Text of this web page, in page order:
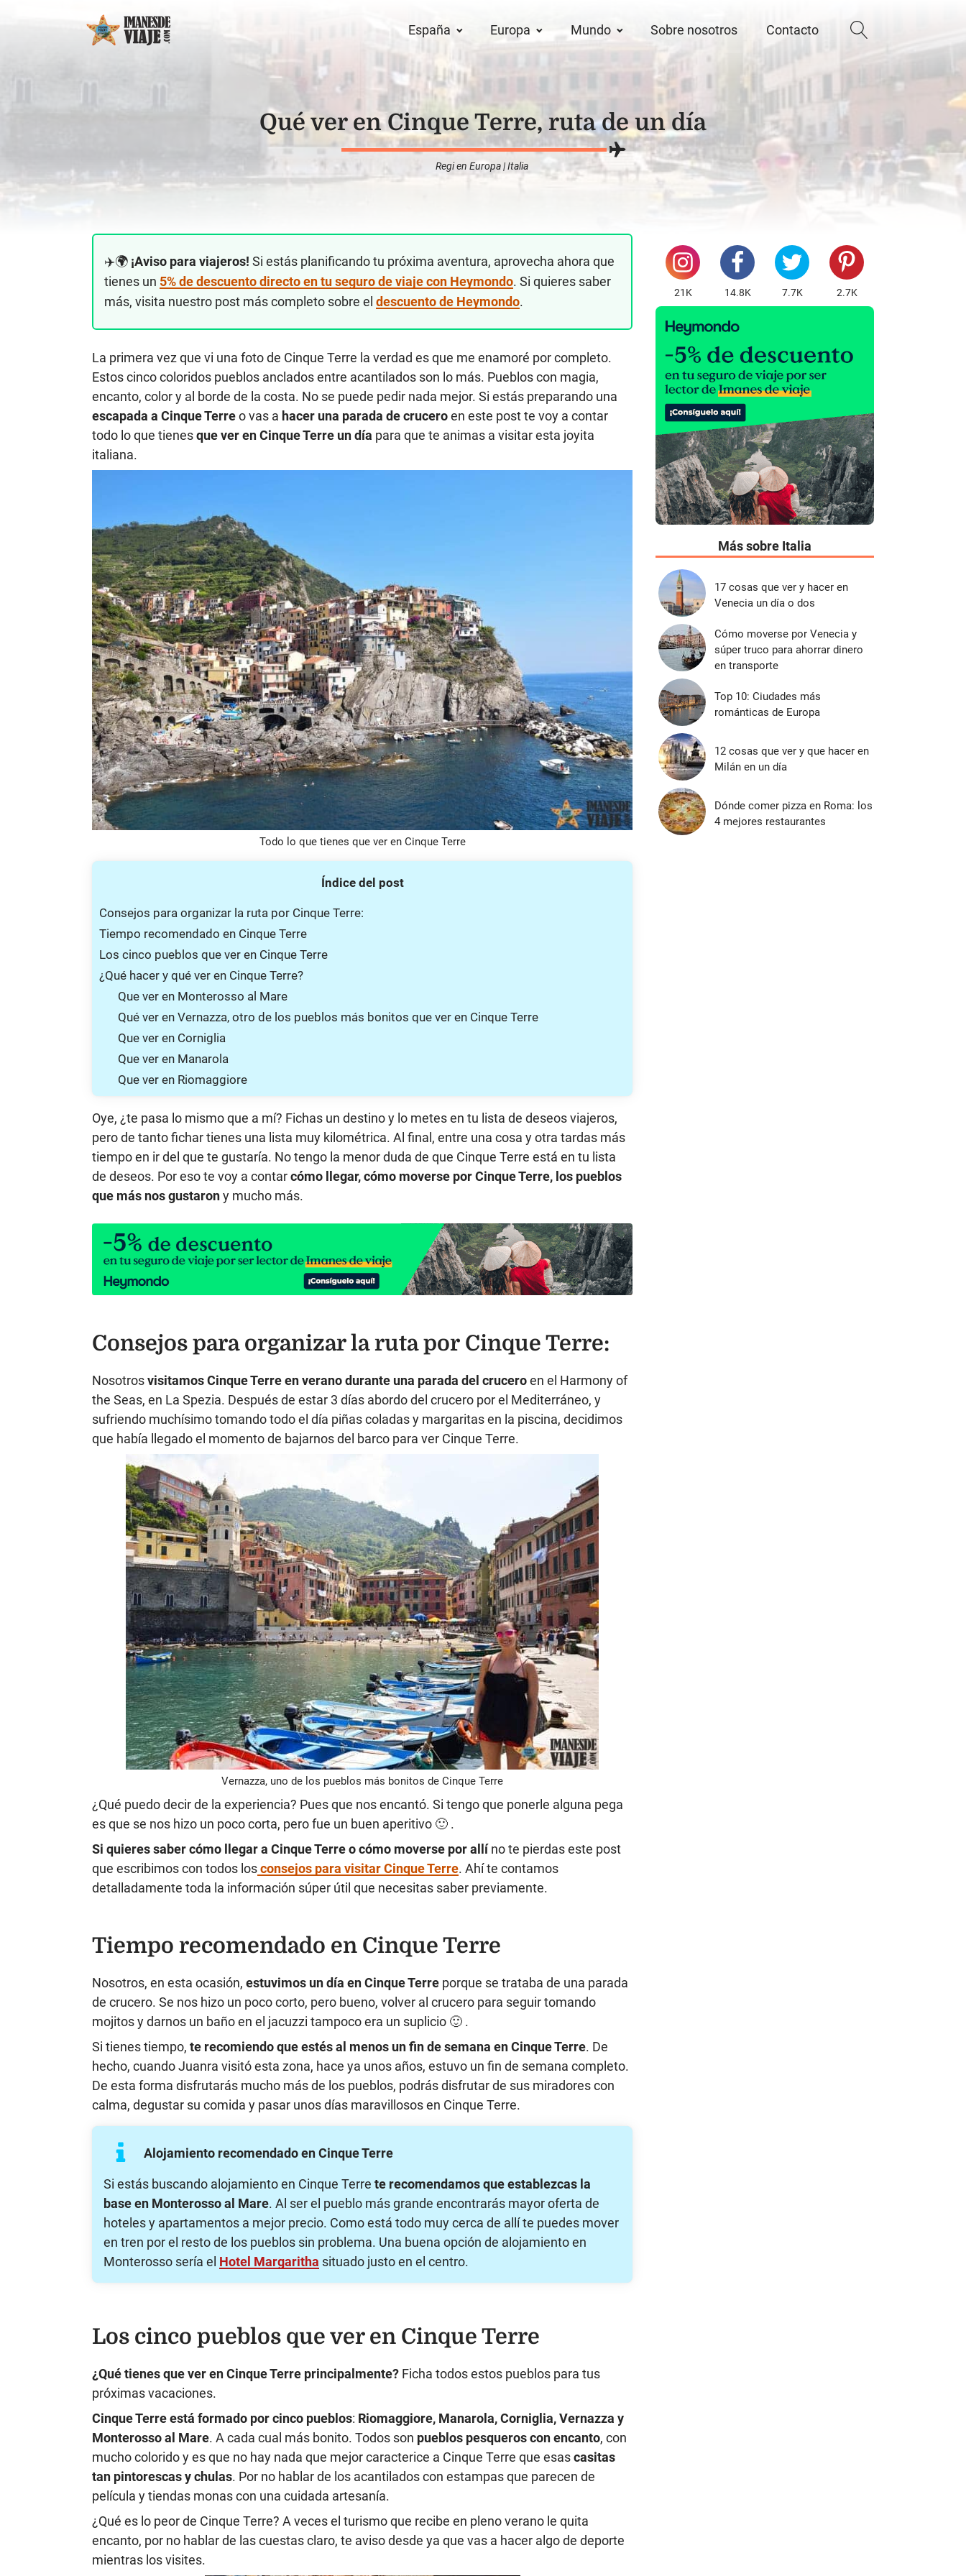
España Europa Mundo Sobre nosotros Contacto
Qué ver en Cinque Terre, ruta de un día
Regien Europa|Italia
✈️🌍 ¡Aviso para viajeros! Si estás planificando tu próxima aventura, aprovecha ahora que
tienes un 5% de descuento directo en tu seguro de viaje con Heymondo. Si quieres saber
más, visita nuestro post más completo sobre el descuento de Heymondo.
La primera vez que vi una foto de Cinque Terre la verdad es que me enamoré por completo.
Estos cinco coloridos pueblos anclados entre acantilados son lo más. Pueblos con magia,
encanto, color y al borde de la costa. No se puede pedir nada mejor. Si estás preparando una
escapada a Cinque Terreo vas a hacer una parada de cruceroen este post te voy a contar
todo lo que tienesque ver en Cinque Terre un día para que te animas a visitar esta joyita
italiana.
Todo lo que tienes que ver en Cinque Terre
Índice del post
Consejos para organizar la ruta por Cinque Terre:
Tiempo recomendado en Cinque Terre
Los cinco pueblos que ver en Cinque Terre
¿Qué hacer y qué ver en Cinque Terre?
Que ver en Monterosso al Mare
Qué ver en Vernazza, otro de los pueblos más bonitos que ver en Cinque Terre
Que ver en Corniglia
Que ver en Manarola
Que ver en Riomaggiore
Oye, ¿te pasa lo mismo que a mí? Fichas un destino y lo metes en tu lista de deseos viajeros,
pero de tanto fichar tienes una lista muy kilométrica. Al final, entre una cosa y otra tardas más
tiempo en ir del que te gustaría. No tengo la menor duda de que Cinque Terre está en tu lista
de deseos. Por eso te voy a contarcómo llegar, cómo moverse por Cinque Terre, los pueblos
que más nos gustarony mucho más.
Consejos para organizar la ruta por Cinque Terre:
Nosotrosvisitamos Cinque Terre en verano durante una parada del cruceroen el Harmony of
the Seas, en La Spezia. Después de estar 3 días abordo del crucero por el Mediterráneo, y
sufriendo muchísimo tomando todo el día piñas coladas y margaritas en la piscina, decidimos
que había llegado el momento de bajarnos del barco para ver Cinque Terre.
Vernazza, uno de los pueblos más bonitos de Cinque Terre
¿Qué puedo decir de la experiencia? Pues que nos encantó. Si tengo que ponerle alguna pega
es que se nos hizo un poco corta, pero fue un buen aperitivo 🙂 .
Si quieres saber cómo llegar a Cinque Terre o cómo moverse por allíno te pierdas este post
que escribimos con todos losconsejos para visitar Cinque Terre. Ahí te contamos
detalladamente toda la información súper útil que necesitas saber previamente.
Tiempo recomendado en Cinque Terre
Nosotros, en esta ocasión, estuvimos un día en Cinque Terre porque se trataba de una parada
de crucero. Se nos hizo un poco corto, pero bueno, volver al crucero para seguir tomando
mojitos y darnos un baño en el jacuzzi tampoco era un suplicio 🙂 .
Si tienes tiempo, te recomiendo que estés al menos un fin de semana en Cinque Terre. De
hecho, cuando Juanra visitó esta zona, hace ya unos años, estuvo un fin de semana completo.
De esta forma disfrutarás mucho más de los pueblos, podrás disfrutar de sus miradores con
calma, degustar su comida y pasar unos días maravillosos en Cinque Terre.
Alojamiento recomendado en Cinque Terre
Si estás buscando alojamiento en Cinque Terre te recomendamos que establezcas la
base en Monterosso al Mare. Al ser el pueblo más grande encontrarás mayor oferta de
hoteles y apartamentos a mejor precio. Como está todo muy cerca de allí te puedes mover
en tren por el resto de los pueblos sin problema. Una buena opción de alojamiento en
Monterosso sería el Hotel Margaritha situado justo en el centro.
Los cinco pueblos que ver en Cinque Terre
¿Qué tienes que ver en Cinque Terre principalmente? Ficha todos estos pueblos para tus
próximas vacaciones.
Cinque Terre está formado por cinco pueblos: Riomaggiore, Manarola, Corniglia, Vernazza y
Monterosso al Mare. A cada cual más bonito. Todos son pueblos pesqueros con encanto, con
mucho colorido y es que no hay nada que mejor caracterice a Cinque Terre que esascasitas
tan pintorescas y chulas. Por no hablar de los acantilados con estampas que parecen de
película y tiendas monas con una cuidada artesanía.
¿Qué es lo peor de Cinque Terre? A veces el turismo que recibe en pleno verano le quita
encanto, por no hablar de las cuestas claro, te aviso desde ya que vas a hacer algo de deporte
mientras los visites.
21K 14.8K 7.7K 2.7K
Más sobre Italia
17 cosas que ver y hacer en
Venecia un día o dos
Cómo moverse por Venecia y
súper truco para ahorrar dinero
en transporte
Top 10: Ciudades más
románticas de Europa
12 cosas que ver y que hacer en
Milán en un día
Dónde comer pizza en Roma: los
4 mejores restaurantes